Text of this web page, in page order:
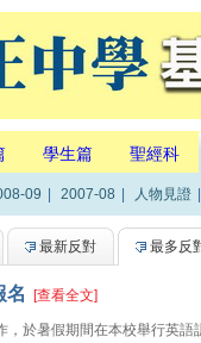
學生篇 聖經科
09 2007-08 人物見證
最新反對 最多反
名 [查看全文]
於暑假期間在本校舉行英